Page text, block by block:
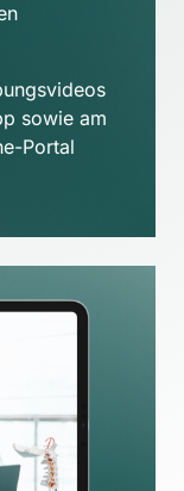
sowie am
Portal